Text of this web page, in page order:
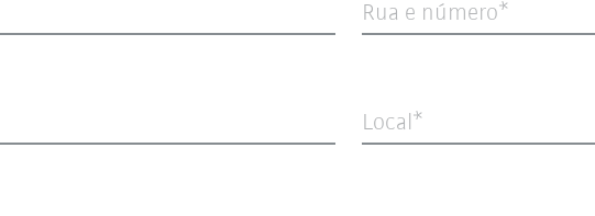
Rua e número
Local